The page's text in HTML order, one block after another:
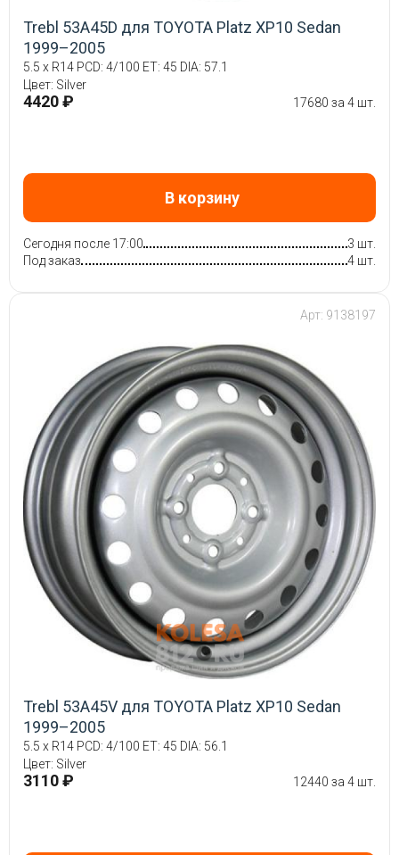
Trebl 53A45D для TOYOTA Platz XP10 Sedan
1999–2005
5.5 x R14 PCD: 4/100 ET: 45 DIA: 57.1
Цвет: Silver
4420 ₽ 17680 за 4 шт.
В корзину
Сегодня после 17:00
3 шт.
Под заказ
4 шт.
Арт: 9138197
Trebl 53A45V для TOYOTA Platz XP10 Sedan
1999–2005
5.5 x R14 PCD: 4/100 ET: 45 DIA: 56.1
Цвет: Silver
3110 ₽ 12440 за 4 шт.